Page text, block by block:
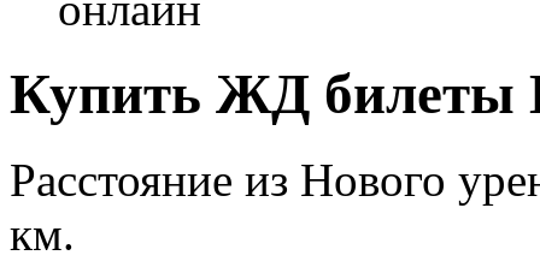
Купить ЖД билеты
Расстояние из Нового
км.